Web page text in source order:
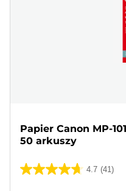
Papier Canon MP-
50 arkuszy
4.7 (41)
4.7